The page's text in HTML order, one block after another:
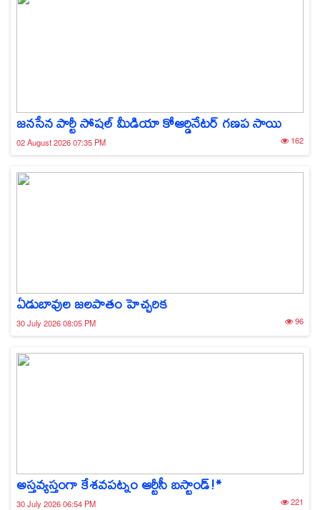
జనసేన పార్టీ సోషల్ మీడియా కోఆర్డినేటర్ గణప సాయి
02 August 2026 07:35 PM 162
ఏడుబావుల జలపాతం హెచ్చరిక
30 July 2026 08:05 PM 96
అస్తవ్యస్తంగా కేశవపట్నం ఆర్టీసీ బస్టాండ్!*
30 July 2026 06:54 PM 221